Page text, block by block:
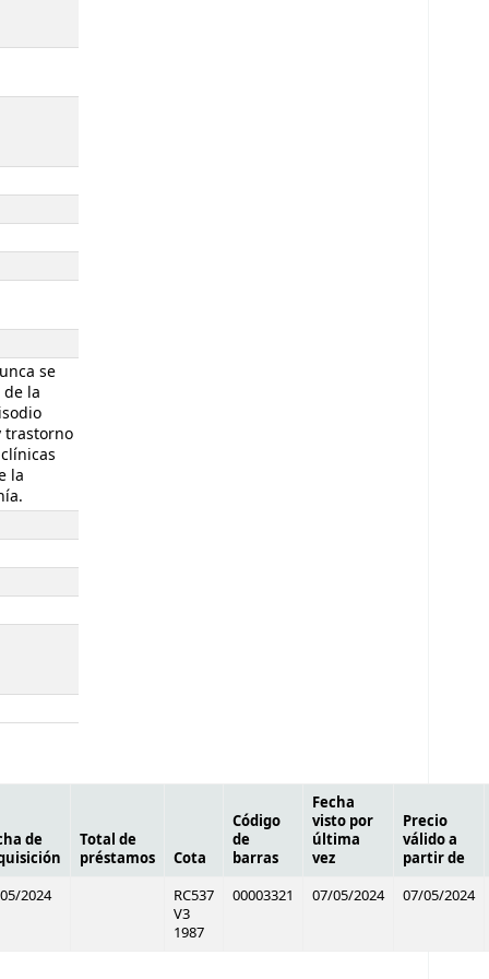
se
la
trastorno
la
de
Total de
préstamos
Cota
Código
de
barras
Fecha
visto por
última
vez
Precio
válido a
partir de
2024
RC537
V3
1987
00003321 07/05/2024 07/05/2024